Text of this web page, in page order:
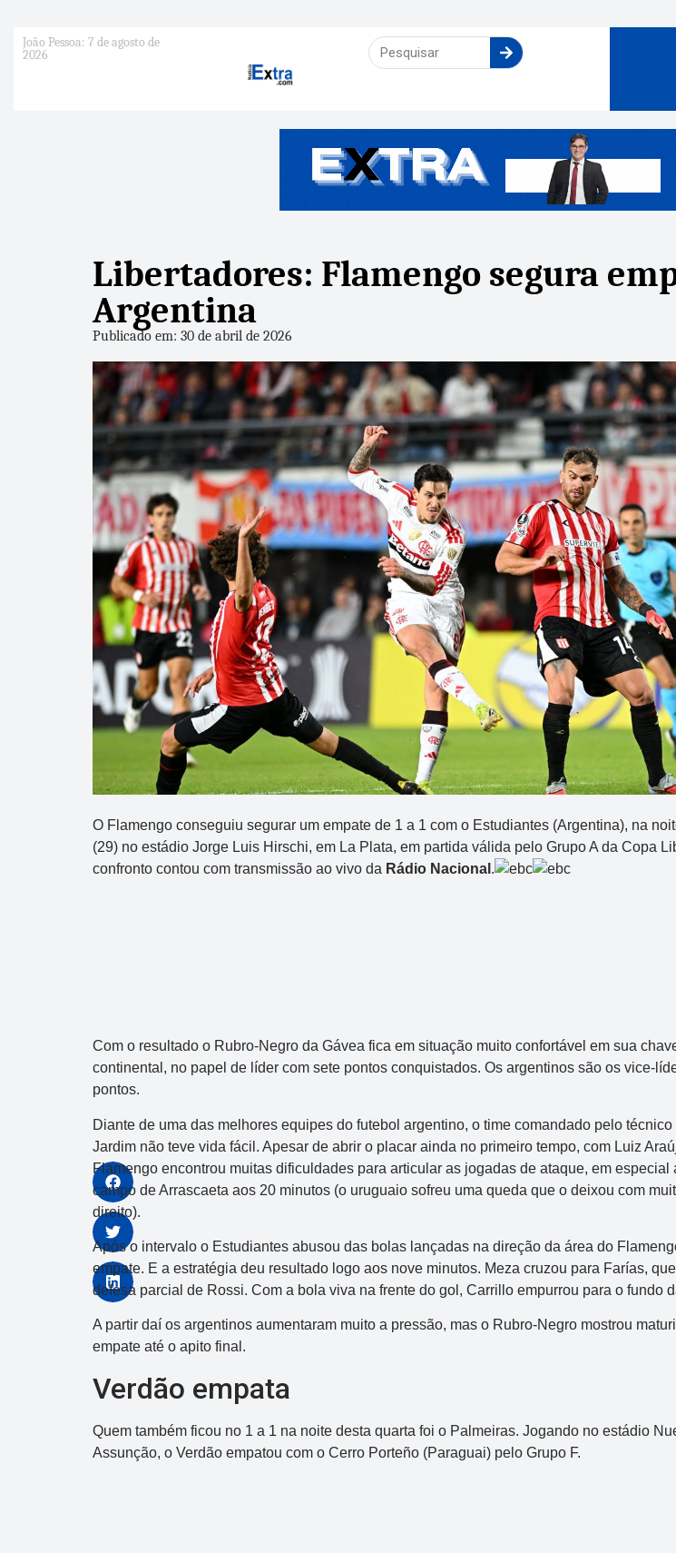
João Pessoa: 7 de agosto de
2026
Libertadores: Flamengo segura
Argentina
Publicado em: 30 de abril de 2026
O Flamengo conseguiu segurar um empate de 1 a 1 com o Estudiantes (Argentina), na
(29) no estádio Jorge Luis Hirschi, em La Plata, em partida válida pelo Grupo A da Copa
confronto contou com transmissão ao vivo da Rádio Nacional .
Com o resultado o Rubro-Negro da Gávea fica em situação muito confortável em sua
continental, no papel de líder com sete pontos conquistados. Os argentinos são os vice-
pontos.
Diante de uma das melhores equipes do futebol argentino, o time comandado pelo
Jardim não teve vida fácil. Apesar de abrir o placar ainda no primeiro tempo, com Luiz
Flamengo encontrou muitas dificuldades para articular as jogadas de ataque, em especial
campo de Arrascaeta aos 20 minutos (o uruguaio sofreu uma queda que o deixou com
direito).
Após o intervalo o Estudiantes abusou das bolas lançadas na direção da área do
empate. E a estratégia deu resultado logo aos nove minutos. Meza cruzou para Farías,
defesa parcial de Rossi. Com a bola viva na frente do gol, Carrillo empurrou para o fundo
A partir daí os argentinos aumentaram muito a pressão, mas o Rubro-Negro mostrou
empate até o apito final.
Verdão empata
Quem também ficou no 1 a 1 na noite desta quarta foi o Palmeiras. Jogando no estádio
Assunção, o Verdão empatou com o Cerro Porteño (Paraguai) pelo Grupo F.